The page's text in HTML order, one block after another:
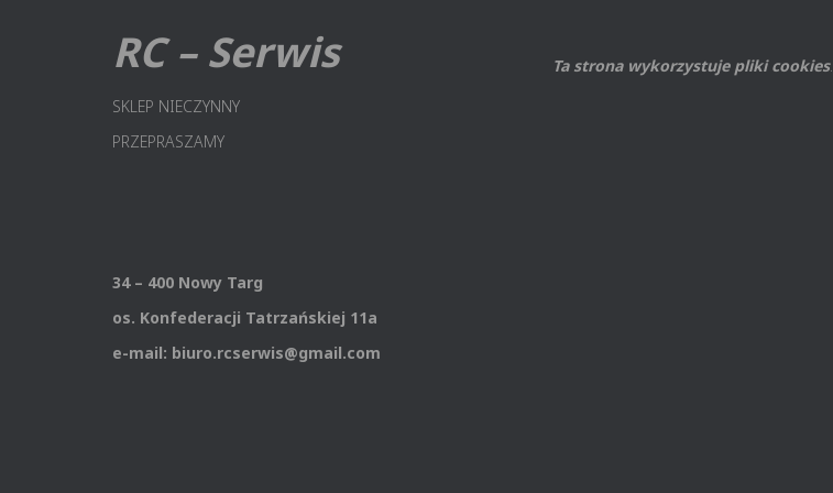
RC – Serwis
SKLEP NIECZYNNY
PRZEPRASZAMY
34 – 400 Nowy Targ
os. Konfederacji Tatrzańskiej 11a
e-mail: biuro.rcserwis@gmail.com
Ta strona wykorzystuje pliki cookies.